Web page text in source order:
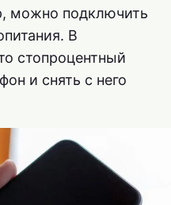
можно подключить
В
стопроцентный
и снять с него